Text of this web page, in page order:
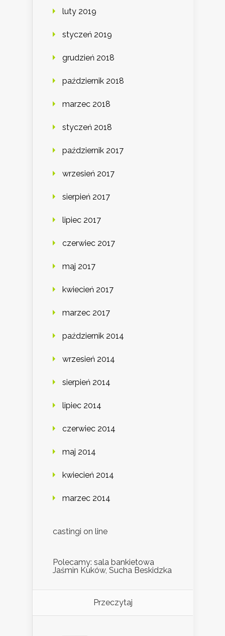
luty 2019
styczeń 2019
grudzień 2018
październik 2018
marzec 2018
styczeń 2018
październik 2017
wrzesień 2017
sierpień 2017
lipiec 2017
czerwiec 2017
maj 2017
kwiecień 2017
marzec 2017
październik 2014
wrzesień 2014
sierpień 2014
lipiec 2014
czerwiec 2014
maj 2014
kwiecień 2014
marzec 2014
castingi on line
Polecamy: sala bankietowa
Jaśmin Kuków, Sucha Beskidzka
Przeczytaj